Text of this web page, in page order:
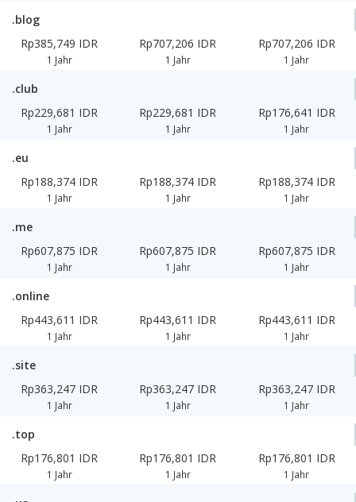
.blog
Rp385,749 IDR
1 Jahr
Rp707,206 IDR
1 Jahr
Rp707,206 IDR
1 Jahr
.club
Rp229,681 IDR
1 Jahr
Rp229,681 IDR
1 Jahr
Rp176,641 IDR
1 Jahr
.eu
Rp188,374 IDR
1 Jahr
Rp188,374 IDR
1 Jahr
Rp188,374 IDR
1 Jahr
.me
Rp607,875 IDR
1 Jahr
Rp607,875 IDR
1 Jahr
Rp607,875 IDR
1 Jahr
.online
Rp443,611 IDR
1 Jahr
Rp443,611 IDR
1 Jahr
Rp443,611 IDR
1 Jahr
.site
Rp363,247 IDR
1 Jahr
Rp363,247 IDR
1 Jahr
Rp363,247 IDR
1 Jahr
.top
Rp176,801 IDR
1 Jahr
Rp176,801 IDR
1 Jahr
Rp176,801 IDR
1 Jahr